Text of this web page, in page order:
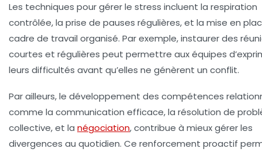
Les techniques pour gérer le stress incluent la respiration
contrôlée, la prise de pauses régulières, et la mise en
cadre de travail organisé. Par exemple, instaurer des
courtes et régulières peut permettre aux équipes
leurs difficultés avant qu’elles ne génèrent un conflit.
Par ailleurs, le développement des compétences
comme la communication efficace, la résolution de
collective, et la négociation, contribue à mieux gérer les
divergences au quotidien. Ce renforcement proactif